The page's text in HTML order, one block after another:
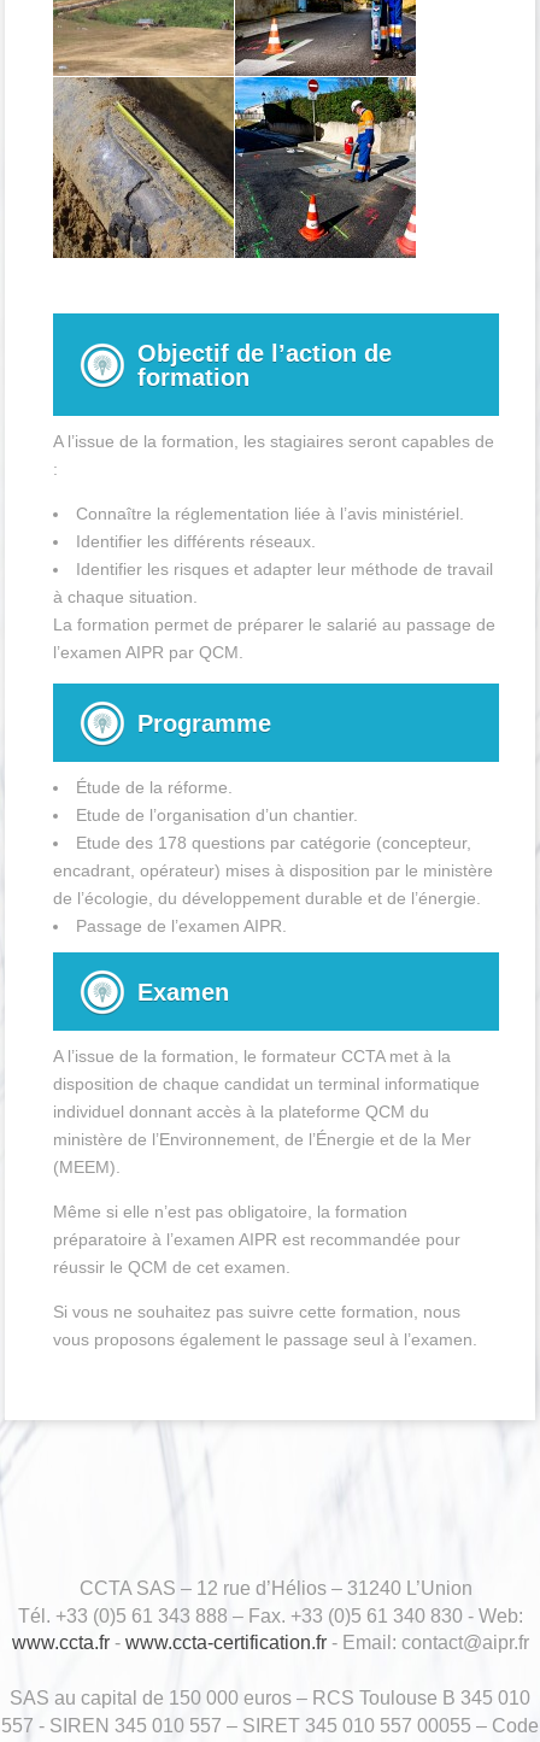
Objectif de l’action de
formation
A l’issue de la formation, les stagiaires seront capables de
:
Connaître la réglementation liée à l’avis ministériel.
Identifier les différents réseaux.
Identifier les risques et adapter leur méthode de travail
à chaque situation.
La formation permet de préparer le salarié au passage de
l’examen AIPR par QCM.
Programme
Étude de la réforme.
Etude de l’organisation d’un chantier.
Etude des 178 questions par catégorie (concepteur,
encadrant, opérateur) mises à disposition par le ministère
de l’écologie, du développement durable et de l’énergie.
Passage de l’examen AIPR.
Examen
A l’issue de la formation, le formateur CCTA met à la
disposition de chaque candidat un terminal informatique
individuel donnant accès à la plateforme QCM du
ministère de l’Environnement, de l’Énergie et de la Mer
(MEEM).
Même si elle n’est pas obligatoire, la formation
préparatoire à l’examen AIPR est recommandée pour
réussir le QCM de cet examen.
Si vous ne souhaitez pas suivre cette formation, nous
vous proposons également le passage seul à l’examen.
CCTA SAS – 12 rue d’Hélios – 31240 L’Union
Tél. +33 (0)5 61 343 888 – Fax. +33 (0)5 61 340 830 - Web:
www.ccta.fr- www.ccta-certification.fr- Email: contact@aipr.fr
SAS au capital de 150 000 euros – RCS Toulouse B 345 010
557 - SIREN 345 010 557 – SIRET 345 010 557 00055 – Code